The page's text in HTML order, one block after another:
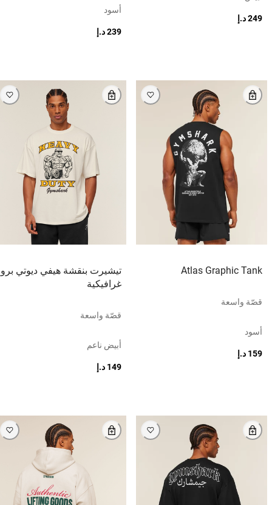
249 د.إ
أسود
239 د.إ
Atlas Graphic Tank
قصّة واسعة
أسود
159 د.إ
تيشيرت بنقشة هيفي ديوتي برو
غرافيكية
قصّة واسعة
أبيض ناعم
149 د.إ